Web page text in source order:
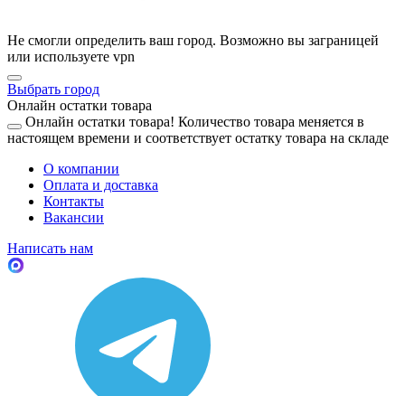
Не смогли определить ваш город. Возможно вы заграницей
или используете vpn
Выбрать город
Онлайн остатки товара
Онлайн остатки товара! Количество товара меняется в
настоящем времени и соответствует остатку товара на складе
О компании
Оплата и доставка
Контакты
Вакансии
Написать нам